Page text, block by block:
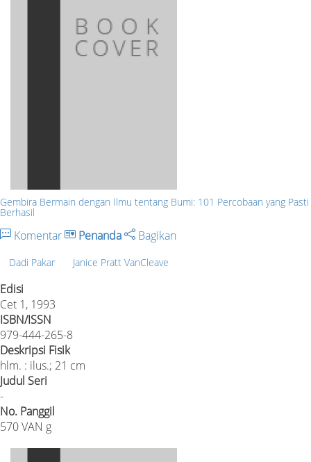
Gembira Bermain dengan Ilmu tentang Bumi: 101 Percobaan yang Pasti
Berhasil
Komentar Penanda Bagikan
Dadi Pakar Janice Pratt VanCleave
Edisi
Cet 1, 1993
ISBN/ISSN
979-444-265-8
Deskripsi Fisik
hlm. : ilus.; 21 cm
Judul Seri
-
No. Panggil
570 VAN g